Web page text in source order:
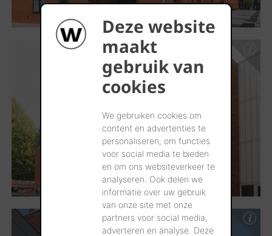
Deze website
maakt
gebruik van
cookies
We gebruiken cookies om
content en advertenties te
personaliseren, om functies
voor social media te bieden
en om ons websiteverkeer te
analyseren. Ook delen we
informatie over uw gebruik
van onze site met onze
partners voor social media,
adverteren en analyse. Deze